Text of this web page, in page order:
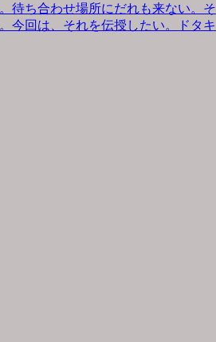
待ち合わせ場所にだれも来ない。そ
今回は、それを伝授したい。ドタキ